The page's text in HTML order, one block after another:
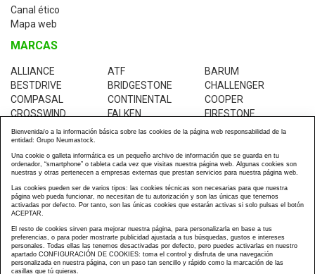
Canal ético
Mapa web
MARCAS
ALLIANCE ATF
BARUM
BESTDRIVE
BRIDGESTONE
CHALLENGER
COMPASAL
CONTINENTAL
COOPER
CROSSWIND
FALKEN
FIRESTONE
GALAXY
GOLDEN-CROWN
GOODRIDE
GOODYEAR
JK-TYRES
KABAT
KENDA
KUMHO
MABOR
MICHELIN
PIRELLI
RESTOCK
ROADTRACK
TRANSMATE
TVS-EUROGRIP
UNIROYAL
WESTLAKE
Bienvenida/o a la información básica sobre las cookies de la página web responsabilidad de la
entidad: Grupo Neumastock.
Una cookie o galleta informática es un pequeño archivo de información que se guarda en tu
ordenador, “smartphone” o tableta cada vez que visitas nuestra página web. Algunas cookies son
nuestras y otras pertenecen a empresas externas que prestan servicios para nuestra página web.
Las cookies pueden ser de varios tipos: las cookies técnicas son necesarias para que nuestra
página web pueda funcionar, no necesitan de tu autorización y son las únicas que tenemos
activadas por defecto. Por tanto, son las únicas cookies que estarán activas si solo pulsas el botón
ACEPTAR.
El resto de cookies sirven para mejorar nuestra página, para personalizarla en base a tus
preferencias, o para poder mostrarte publicidad ajustada a tus búsquedas, gustos e intereses
personales. Todas ellas las tenemos desactivadas por defecto, pero puedes activarlas en nuestro
apartado CONFIGURACIÓN DE COOKIES: toma el control y disfruta de una navegación
personalizada en nuestra página, con un paso tan sencillo y rápido como la marcación de las
casillas que tú quieras.